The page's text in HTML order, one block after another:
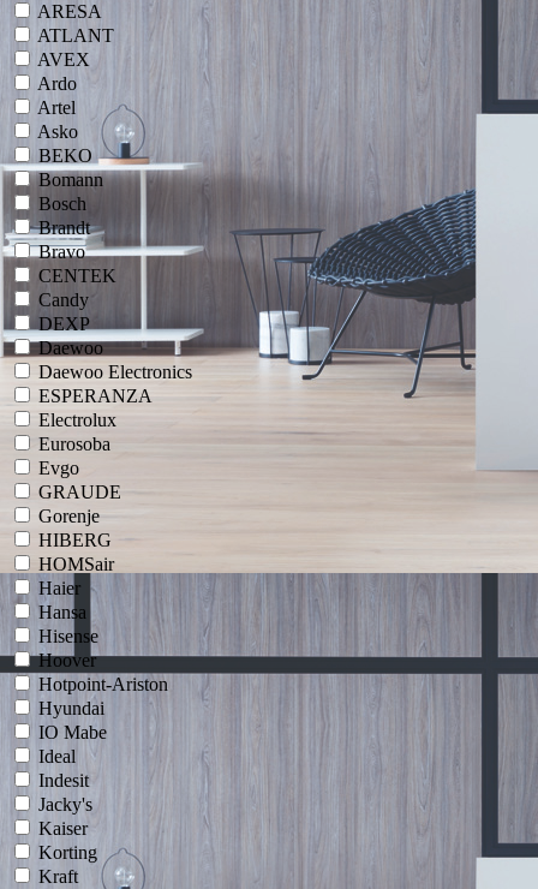
ARESA
ATLANT
AVEX
Ardo
Artel
Asko
BEKO
Bomann
Bosch
Brandt
Bravo
CENTEK
Candy
DEXP
Daewoo
Daewoo Electronics
ESPERANZA
Electrolux
Eurosoba
Evgo
GRAUDE
Gorenje
HIBERG
HOMSair
Haier
Hansa
Hisense
Hoover
Hotpoint-Ariston
Hyundai
IO Mabe
Ideal
Indesit
Jacky's
Kaiser
Korting
Kraft